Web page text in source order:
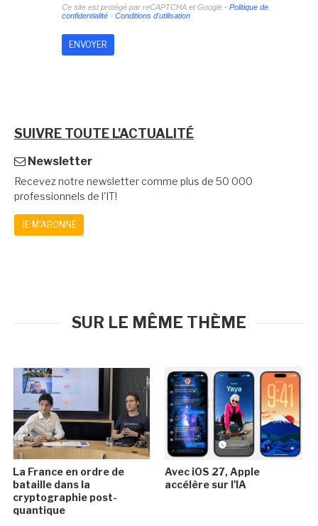
Ce site est protégé par reCAPTCHA et Google - Politique de
confidentialité- Conditions d'utilisation
SUIVRE TOUTE L'ACTUALITÉ
Newsletter
Recevez notre newsletter comme plus de 50 000
professionnels de l'IT!
JE M'ABONNE
SUR LE MÊME THÈME
La France en ordre de
bataille dans la
cryptographie post-
quantique
Avec iOS 27, Apple
accélère sur l'IA